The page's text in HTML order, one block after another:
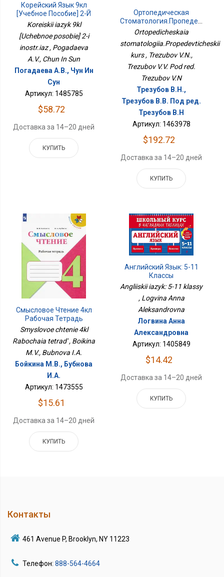
Корейский Язык 9кл
[Учебное Пособие] 2-Й
Иностр.яз
Koreiskii iazyk 9kl
[Uchebnoe posobie] 2-i
inostr.iaz , Pogadaeva
A.V., Chun In Sun
Погадаева А.В., Чун Ин
Сун
Артикул: 1485785
$58.72
Доставка за 14–20 дней
КУПИТЬ
Ортопедическая
Курс
Ortopedicheskaia
stomatologiia.Propedevticheskii
kurs , Trezubov V.N.,
Trezubov V.V. Pod red.
Trezubov V.N
Трезубов В.Н.,
Трезубов В.В. Под ред.
Трезубов В.Н
Артикул: 1463978
$192.72
Доставка за 14–20 дней
КУПИТЬ
Смысловое Чтение 4кл
Рабочая Тетрадь
Smyslovoe chtenie 4kl
Rabochaia tetrad' , Boikina
M.V., Bubnova I.A.
Бойкина М.В., Бубнова
И.А.
Артикул: 1473555
$15.61
Доставка за 14–20 дней
КУПИТЬ
Английский Язык: 5-11
Классы
Angliiskii iazyk: 5-11 klassy
, Logvina Anna
Aleksandrovna
Логвина Анна
Александровна
Артикул: 1405849
$14.42
Доставка за 14–20 дней
КУПИТЬ
Контакты
461 Avenue P, Brooklyn, NY 11223
Телефон: 888-564-4664